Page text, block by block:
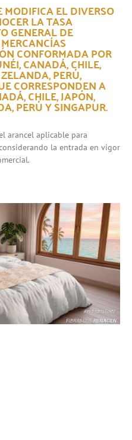
MODIFICA EL DIVERSO
LA TASA
GENERAL DE
CONFORMADA POR
CANADÁ, CHILE,
PERÚ,
CORRESPONDEN A
CHILE, JAPÓN,
PERÚ Y SINGAPUR.
arancel aplicable para
la entrada en vigor